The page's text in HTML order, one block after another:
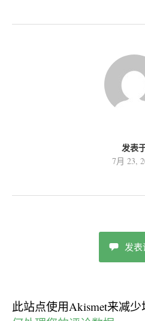
发表
7月 23,
发
此站点使用Akismet来减少